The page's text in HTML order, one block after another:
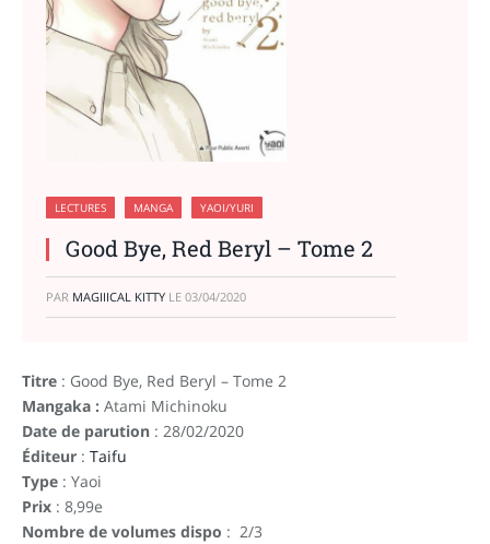
LECTURES MANGA YAOI/YURI
Good Bye, Red Beryl – Tome 2
PAR MAGIIICAL KITTY LE 03/04/2020
Titre : Good Bye, Red Beryl – Tome 2
Mangaka : Atami Michinoku
Date de parution : 28/02/2020
Éditeur : Taifu
Type : Yaoi
Prix : 8,99e
Nombre de volumes dispo : 2/3